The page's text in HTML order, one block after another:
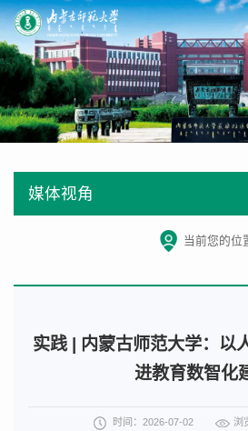
媒体视角
当前您的位
实践 | 内蒙古师范大学：以
进教育数智化
时间：2026-07-02 浏